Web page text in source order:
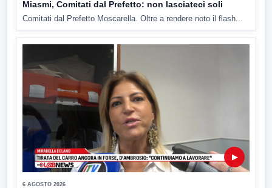
Miasmi, Comitati dal Prefetto: non lasciateci soli
Comitati dal Prefetto Moscarella. Oltre a rendere noto il flash...
▶
6 AGOSTO 2026